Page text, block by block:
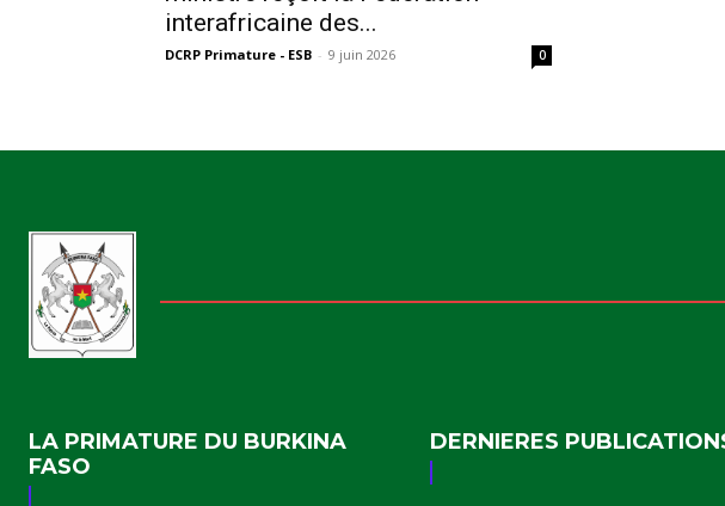
interafricaine des...
DCRP Primature - ESB - 9 juin 2026 0
LA PRIMATURE DU BURKINA
FASO
DERNIERES